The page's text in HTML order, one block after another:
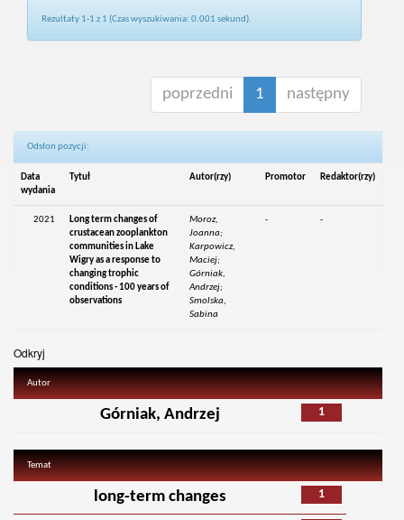
Rezultaty 1-1 z 1 (Czas wyszukiwania: 0.001 sekund).
poprzedni 1 następny
Odsłon pozycji:
Data
wydania
Tytuł Autor(rzy) Promotor Redaktor(rzy)
2021
Long term changes of
crustacean zooplankton
communities in Lake
Wigry as a response to
changing trophic
conditions - 100 years of
observations
Moroz,
Joanna;
Karpowicz,
Maciej;
Górniak,
Andrzej;
Smolska,
Sabina
- -
Odkryj
Autor
1
Górniak, Andrzej
Temat
1
long-term changes